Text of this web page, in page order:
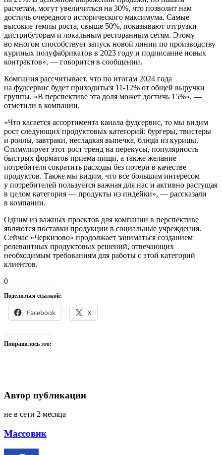
расчетам, могут увеличиться на 30%, что позволит нам
достичь очередного исторического максимума. Самые
высокие темпы роста, свыше 50%, показывают отгрузки
дистрибуторам и локальным ресторанным сетям. Этому
во многом способствует запуск новой линии по производству
куриных полуфабрикатов в 2023 году и подписание новых
контрактов», — говорится в сообщении.
Компания рассчитывает, что по итогам 2024 года
на фудсервис будет приходиться 11-12% от общей выручки
группы. «В перспективе эта доля может достичь 15%», —
отметили в компании.
«Что касается ассортимента канала фудсервис, то мы видим
рост следующих продуктовых категорий: бургеры, твистеры
и роллы, завтраки, несладкая выпечка, блюда из курицы.
Стимулирует этот рост тренд на перекусы, популярность
быстрых форматов приема пищи, а также желание
потребителя сократить расходы без потери в качестве
продуктов. Также мы видим, что все большим интересом
у потребителей пользуется важная для нас и активно растущая
в целом категория — продукты из индейки», — рассказали
в компании.
Одним из важных проектов для компании в перспективе
являются поставки продукции в социальные учреждения.
Сейчас «Черкизово» продолжает заниматься созданием
релевантных продуктовых решений, отвечающих
необходимым требованиям для работы с этой категорий
клиентов.
0
Поделиться ссылкой:
Facebook X
Понравилось это:
Автор публикации
не в сети 2 месяца
Массовик